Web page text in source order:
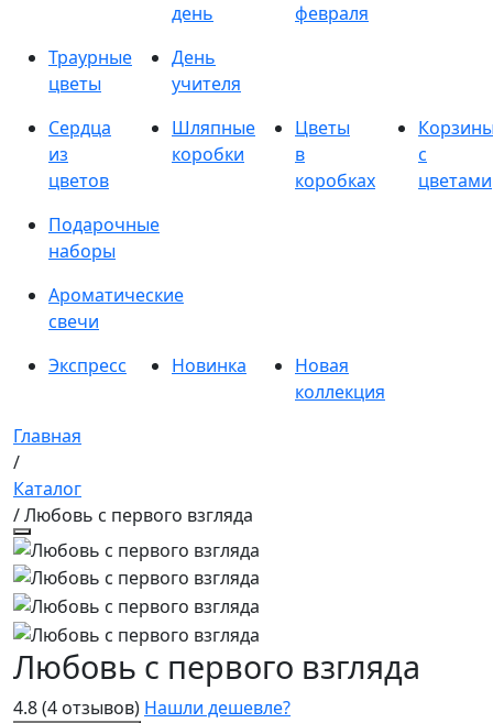
день
февраля
Траурные
цветы
День
учителя
Сердца
из
цветов
Шляпные
коробки
Цветы
в
коробках
с
цветами
Подарочные
наборы
Ароматические
свечи
Экспресс
Новинка
Новая
коллекция
Главная
/
Каталог
/ Любовь с первого взгляда
4.8(4 отзывов) Нашли дешевле?
Любовь с первого взгляда